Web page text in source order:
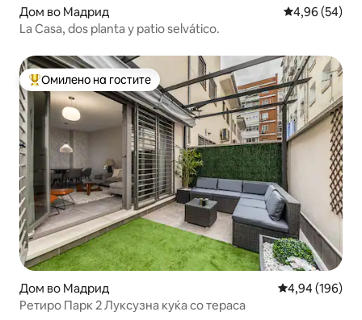
Дом во Мадрид Просечна
4,96 (54)
La Casa, dos planta y patio selvático.
Меѓу најуспешните „Омилени на гостите“
Омилено на гостите
Дом во Мадрид Просечна
4,94 (196)
Ретиро Парк 2 Луксузна куќа со тераса